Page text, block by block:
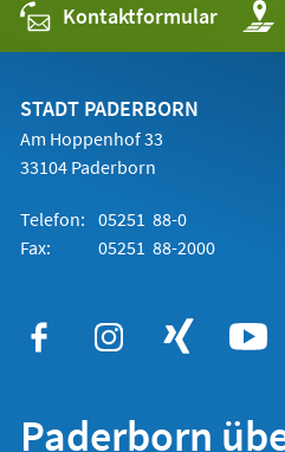
Kontaktformular
in
STADT PADERBORN
Am Hoppenhof 33
33104 Paderborn
Telefon: 05251 88-0
Fax:
05251 88-2000
Paderborn